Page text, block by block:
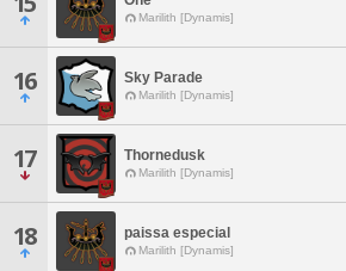
Marilith [Dynamis]
16 Sky Parade
Marilith [Dynamis]
17 Thornedusk
Marilith [Dynamis]
18 paissa especial
Marilith [Dynamis]